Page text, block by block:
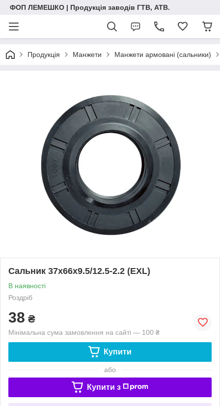
ФОП ЛЕМЕШКО | Продукція заводів ГТВ, АТВ.
Продукція Манжети Манжети армовані (сальники)
Сальник 37x66x9.5/12.5-2.2 (EXL)
В наявності
Роздріб
38 ₴
Мінімальна сума замовлення на сайті — 100 ₴
Купити
або
Купити з